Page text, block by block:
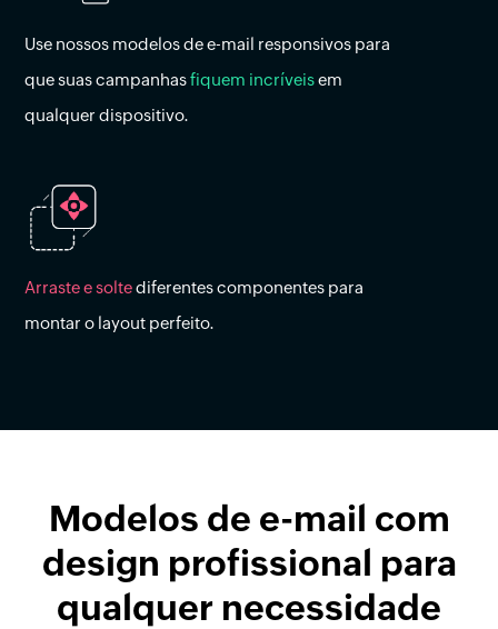
Use nossos modelos de e-mail responsivos para
que suas campanhasfiquem incríveisem
qualquer dispositivo.
Arraste e soltediferentes componentes para
montar o layout perfeito.
Modelos de e-mail com
design profissional para
qualquer necessidade